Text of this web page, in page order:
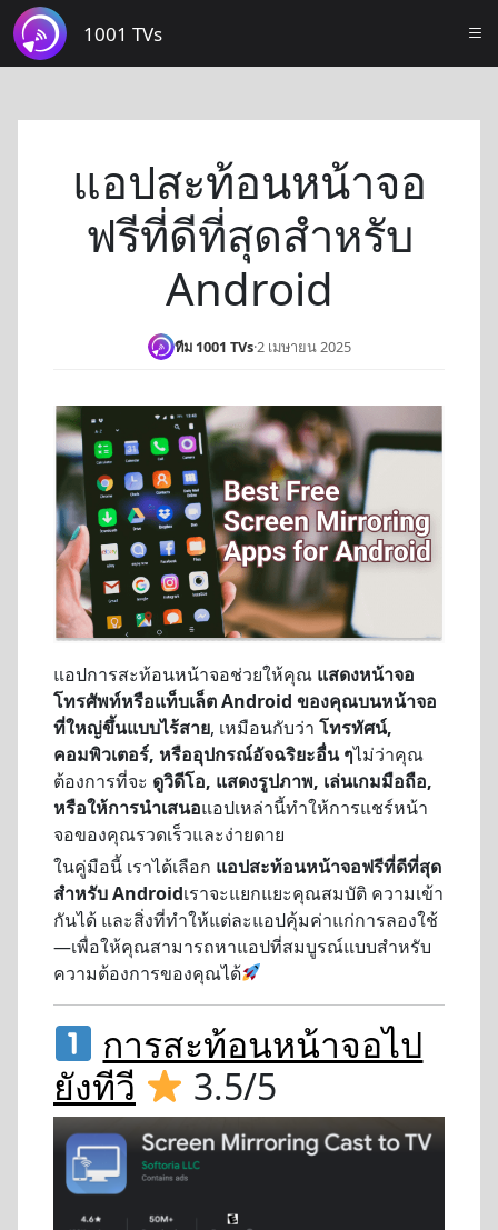
1001 TVs
แอปสะท้อนหน้าจอ
ฟรีที่ดีที่สุดสำหรับ
Android
ทีม 1001 TVs·2 เมษายน 2025
แอปการสะท้อนหน้าจอช่วยให้คุณ แสดงหน้าจอ
โทรศัพท์หรือแท็บเล็ต Android ของคุณบนหน้าจอ
ที่ใหญ่ขึ้นแบบไร้สาย, เหมือนกับว่า โทรทัศน์,
คอมพิวเตอร์, หรืออุปกรณ์อัจฉริยะอื่น ๆไม่ว่าคุณ
ต้องการที่จะ ดูวิดีโอ, แสดงรูปภาพ, เล่นเกมมือถือ,
หรือให้การนำเสนอแอปเหล่านี้ทำให้การแชร์หน้า
จอของคุณรวดเร็วและง่ายดาย
ในคู่มือนี้ เราได้เลือก แอปสะท้อนหน้าจอฟรีที่ดีที่สุด
สำหรับ Androidเราจะแยกแยะคุณสมบัติ ความเข้า
กันได้ และสิ่งที่ทำให้แต่ละแอปคุ้มค่าแก่การลองใช้
—เพื่อให้คุณสามารถหาแอปที่สมบูรณ์แบบสำหรับ
ความต้องการของคุณได้
การสะท้อนหน้าจอไป
ยังทีวี
3.5/5